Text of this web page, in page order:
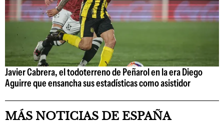
Javier Cabrera, el todoterreno de Peñarol en la era Diego
Aguirre que ensancha sus estadísticas como asistidor
MÁS NOTICIAS DE ESPAÑA